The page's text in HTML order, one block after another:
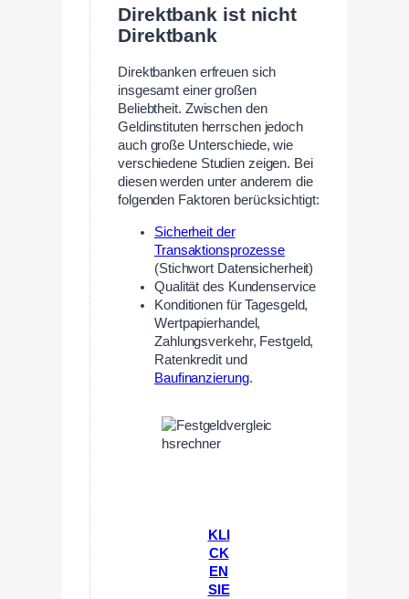
Direktbank ist nicht
Direktbank
Direktbanken erfreuen sich
insgesamt einer großen
Beliebtheit. Zwischen den
Geldinstituten herrschen jedoch
auch große Unterschiede, wie
verschiedene Studien zeigen. Bei
diesen werden unter anderem die
folgenden Faktoren berücksichtigt:
Sicherheit der
Transaktionsprozesse
(Stichwort Datensicherheit)
Qualität des Kundenservice
Konditionen für Tagesgeld,
Wertpapierhandel,
Zahlungsverkehr, Festgeld,
Ratenkredit und
Baufinanzierung.
KLI
CK
EN
SIE